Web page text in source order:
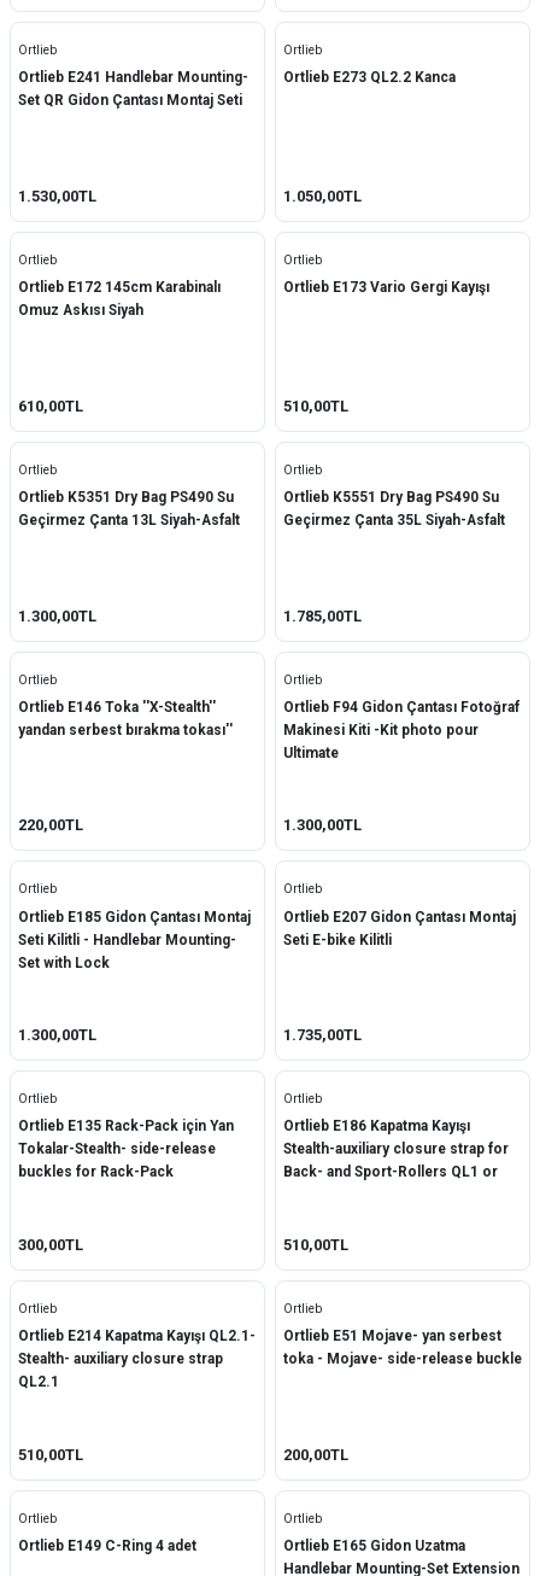
Ortlieb
Ortlieb E241 Handlebar Mounting-
Set QR Gidon Çantası Montaj Seti
1.530,00TL
Ortlieb
Ortlieb E273 QL2.2 Kanca
1.050,00TL
Ortlieb
Ortlieb E172 145cm Karabinalı
Omuz Askısı Siyah
610,00TL
Ortlieb
Ortlieb E173 Vario Gergi Kayışı
510,00TL
Ortlieb
Ortlieb K5351 Dry Bag PS490 Su
Geçirmez Çanta 13L Siyah-Asfalt
1.300,00TL
Ortlieb
Ortlieb K5551 Dry Bag PS490 Su
Geçirmez Çanta 35L Siyah-Asfalt
1.785,00TL
Ortlieb
Ortlieb E146 Toka ''X-Stealth''
yandan serbest bırakma tokası''
220,00TL
Ortlieb
Ortlieb F94 Gidon Çantası Fotoğraf
Makinesi Kiti -Kit photo pour
Ultimate
1.300,00TL
Ortlieb
Ortlieb E185 Gidon Çantası Montaj
Seti Kilitli - Handlebar Mounting-
Set with Lock
1.300,00TL
Ortlieb
Ortlieb E207 Gidon Çantası Montaj
Seti E-bike Kilitli
1.735,00TL
Ortlieb
Ortlieb E135 Rack-Pack için Yan
Tokalar-Stealth- side-release
buckles for Rack-Pack
300,00TL
Ortlieb
Ortlieb E186 Kapatma Kayışı
Stealth-auxiliary closure strap for
Back- and Sport-Rollers QL1 or
510,00TL
Ortlieb
Ortlieb E214 Kapatma Kayışı QL2.1-
Stealth- auxiliary closure strap
QL2.1
510,00TL
Ortlieb
Ortlieb E51 Mojave- yan serbest
toka - Mojave- side-release buckle
200,00TL
Ortlieb
Ortlieb E149 C-Ring 4 adet
Ortlieb
Ortlieb E165 Gidon Uzatma
Handlebar Mounting-Set Extension